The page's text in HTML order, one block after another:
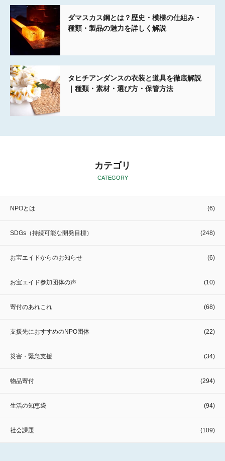
ダマスカス鋼とは？歴史・模様の仕組み・
種類・製品の魅力を詳しく解説
タヒチアンダンスの衣装と道具を徹底解説
｜種類・素材・選び方・保管方法
カテゴリ
CATEGORY
NPOとは (6)
SDGs（持続可能な開発目標） (248)
お宝エイドからのお知らせ (6)
お宝エイド参加団体の声 (10)
寄付のあれこれ (68)
支援先におすすめのNPO団体 (22)
災害・緊急支援 (34)
物品寄付 (294)
生活の知恵袋 (94)
社会課題 (109)